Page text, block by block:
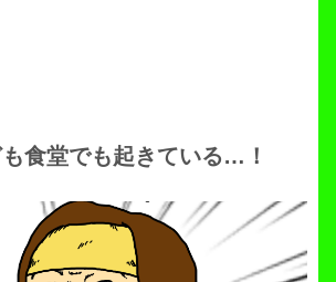
食堂でも起きている…！